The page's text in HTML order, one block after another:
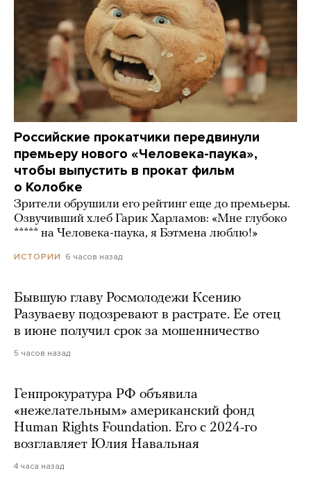
Российские прокатчики передвинули
премьеру нового «Человека-паука»,
чтобы выпустить в прокат фильм
о Колобке
Зрители обрушили его рейтинг еще до премьеры.
Озвучивший хлеб Гарик Харламов: «Мне глубоко
***** на Человека-паука, я Бэтмена люблю!»
ИСТОРИИ 6 часов назад
Бывшую главу Росмолодежи Ксению
Разуваеву подозревают в растрате. Ее отец
в июне получил срок за мошенничество
5 часов назад
Генпрокуратура РФ объявила
«нежелательным» американский фонд
Human Rights Foundation. Его с 2024-го
возглавляет Юлия Навальная
4 часа назад